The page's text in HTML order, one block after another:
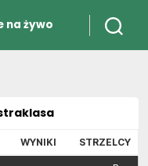
na żywo
WYNIKI STRZELCY